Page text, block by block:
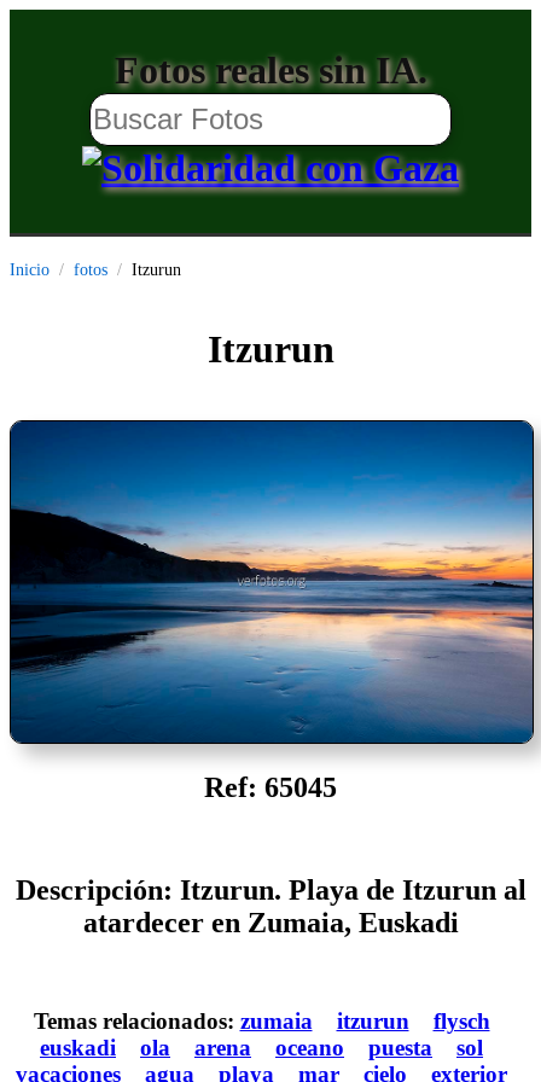
Fotos reales sin IA.
Inicio fotos Itzurun
Itzurun
Ref: 65045
Descripción: Itzurun. Playa de Itzurun al
atardecer en Zumaia, Euskadi
Temas relacionados: zumaia itzurun
flysch
euskadi
ola arena oceano puesta
sol
vacaciones
agua playa mar cielo exterior